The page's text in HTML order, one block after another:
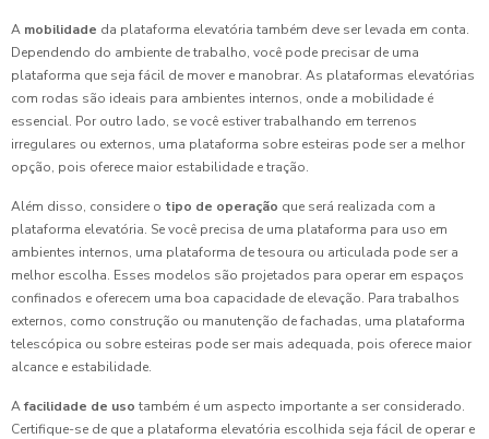
A mobilidade da plataforma elevatória também deve ser levada em conta.
Dependendo do ambiente de trabalho, você pode precisar de uma
plataforma que seja fácil de mover e manobrar. As plataformas elevatórias
com rodas são ideais para ambientes internos, onde a mobilidade é
essencial. Por outro lado, se você estiver trabalhando em terrenos
irregulares ou externos, uma plataforma sobre esteiras pode ser a melhor
opção, pois oferece maior estabilidade e tração.
Além disso, considere o tipo de operação que será realizada com a
plataforma elevatória. Se você precisa de uma plataforma para uso em
ambientes internos, uma plataforma de tesoura ou articulada pode ser a
melhor escolha. Esses modelos são projetados para operar em espaços
confinados e oferecem uma boa capacidade de elevação. Para trabalhos
externos, como construção ou manutenção de fachadas, uma plataforma
telescópica ou sobre esteiras pode ser mais adequada, pois oferece maior
alcance e estabilidade.
Afacilidade de uso também é um aspecto importante a ser considerado.
Certifique-se de que a plataforma elevatória escolhida seja fácil de operar e